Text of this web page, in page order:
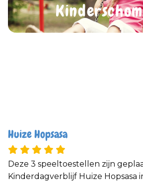
Huize Hopsasa
Deze 3 speeltoestellen zijn
Kinderdagverblijf Huize Hopsasa